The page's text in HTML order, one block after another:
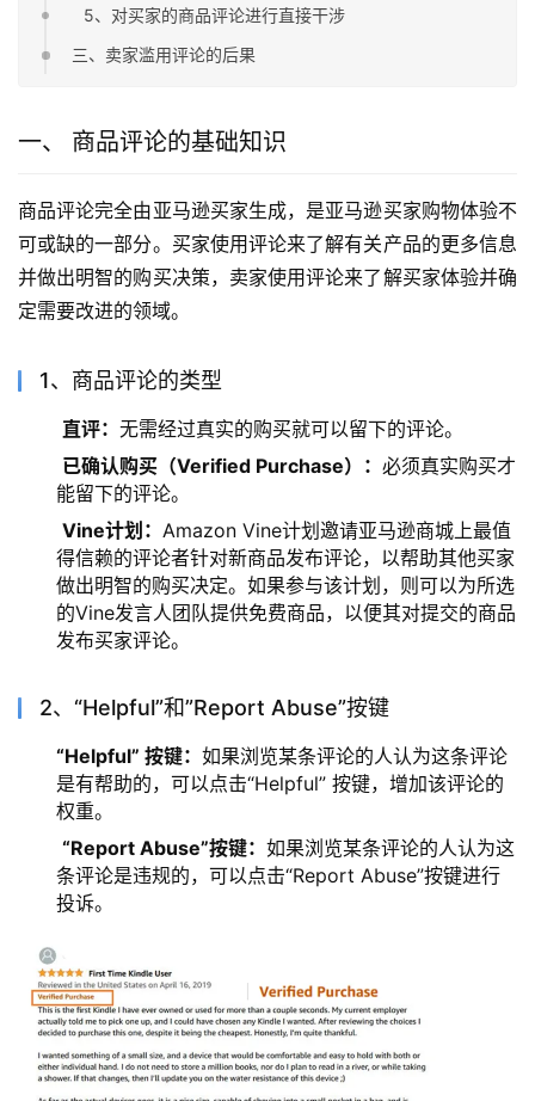
5、对买家的商品评论进行直接干涉
三、卖家滥用评论的后果
一、 商品评论的基础知识
商品评论完全由亚马逊买家生成，是亚马逊买家购物体验不
可或缺的一部分。买家使用评论来了解有关产品的更多信息
并做出明智的购买决策，卖家使用评论来了解买家体验并确
定需要改进的领域。
1、商品评论的类型
直评： 无需经过真实的购买就可以留下的评论。
已确认购买（Verified Purchase）： 必须真实购买才
能留下的评论。
Vine计划： Amazon Vine计划邀请亚马逊商城上最值
得信赖的评论者针对新商品发布评论，以帮助其他买家
做出明智的购买决定。如果参与该计划，则可以为所选
的Vine发言人团队提供免费商品，以便其对提交的商品
发布买家评论。
2、“Helpful”和”Report Abuse”按键
“Helpful” 按键： 如果浏览某条评论的人认为这条评论
是有帮助的，可以点击“Helpful” 按键，增加该评论的
权重。
“Report Abuse”按键： 如果浏览某条评论的人认为这
条评论是违规的，可以点击“Report Abuse”按键进行
投诉。